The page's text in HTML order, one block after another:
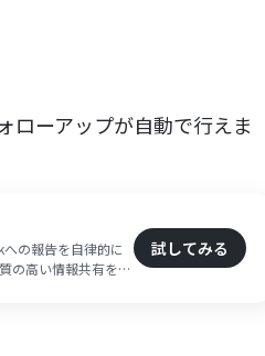
ローアップが自動で行えま
の報告を自律的に
の高い情報共有を可
試してみる